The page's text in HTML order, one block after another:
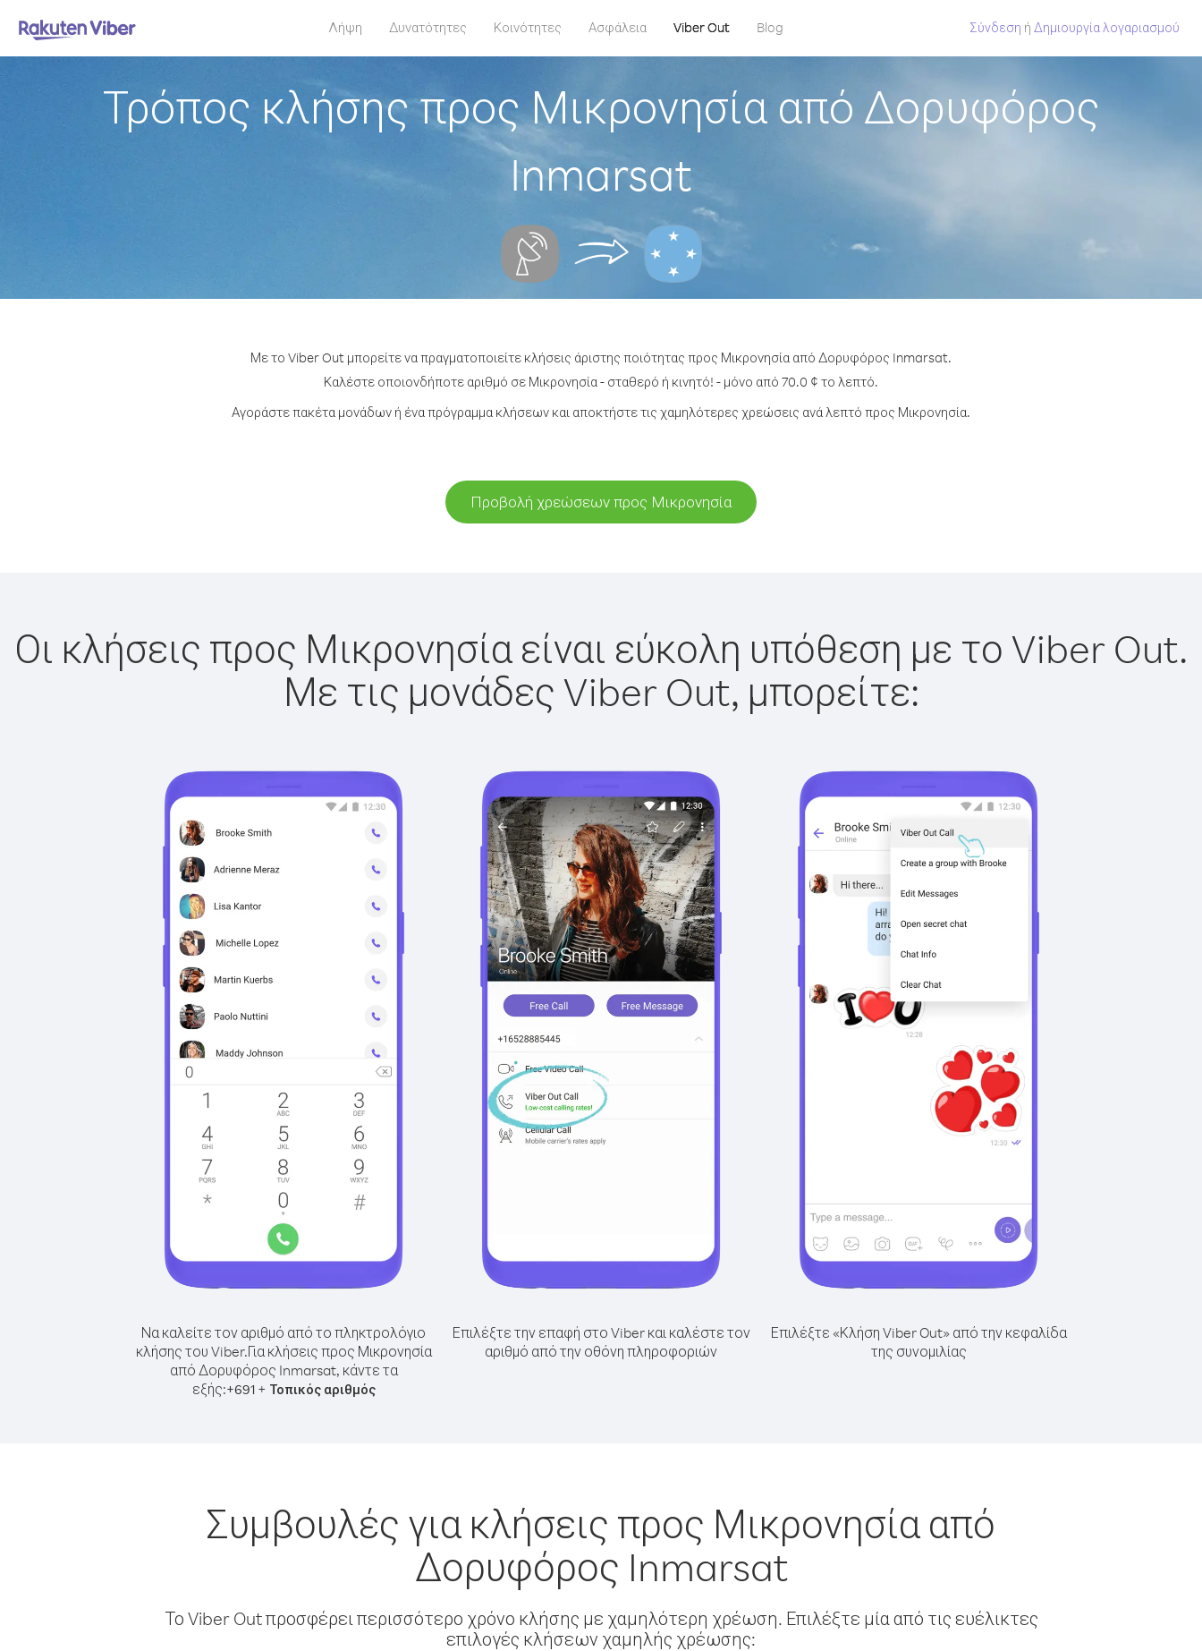
Λήψη Δυνατότητες Κοινότητες Ασφάλεια Viber Out Blog Σύνδεση ή Δημιουργία λογαριασμού
Τρόπος κλήσης προς Μικρονησία από Δορυφόρος
Inmarsat
Με το Viber Out μπορείτε να πραγματοποιείτε κλήσεις άριστης ποιότητας προς Μικρονησία από Δορυφόρος Inmarsat.
Καλέστε οποιονδήποτε αριθμό σε Μικρονησία - σταθερό ή κινητό! - μόνο από 70.0 ¢ το λεπτό.
Αγοράστε πακέτα μονάδων ή ένα πρόγραμμα κλήσεων και αποκτήστε τις χαμηλότερες χρεώσεις ανά λεπτό προς Μικρονησία.
Προβολή χρεώσεων προς Μικρονησία
Οι κλήσεις προς Μικρονησία είναι εύκολη υπόθεση με το Viber Out.
Με τις μονάδες Viber Out, μπορείτε:
Να καλείτε τον αριθμό από το πληκτρολόγιο
κλήσης του Viber.Για κλήσεις προς Μικρονησία
από Δορυφόρος Inmarsat, κάντε τα
εξής:+691+ Τοπικός αριθμός
Επιλέξτε την επαφή στο Viber και καλέστε τον
αριθμό από την οθόνη πληροφοριών
Επιλέξτε «Κλήση Viber Out» από την κεφαλίδα
της συνομιλίας
Συμβουλές για κλήσεις προς Μικρονησία από
Δορυφόρος Inmarsat
Το Viber Out προσφέρει περισσότερο χρόνο κλήσης με χαμηλότερη χρέωση. Επιλέξτε μία από τις ευέλικτες
επιλογές κλήσεων χαμηλής χρέωσης: